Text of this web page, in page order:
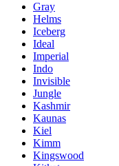
Gray
Helms
Iceberg
Ideal
Imperial
Indo
Invisible
Jungle
Kashmir
Kaunas
Kiel
Kimm
Kingswood